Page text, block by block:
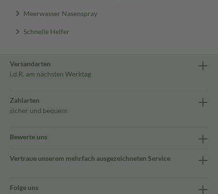
Meerwasser Nasenspray
Schnelle Helfer
Versandarten
i.d.R. am nächsten Werktag
Zahlarten
sicher und bequem
Bewerte uns
Vertraue unserem mehrfach ausgezeichneten Service
Folge uns